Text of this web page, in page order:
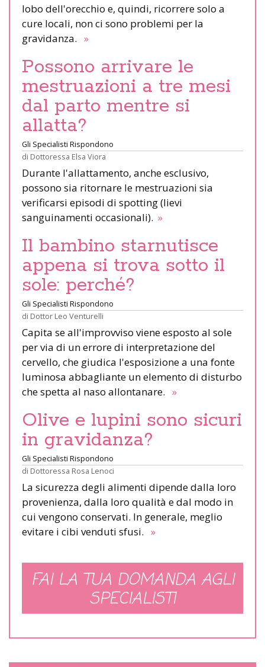
lobo dell'orecchio e, quindi, ricorrere solo a
cure locali, non ci sono problemi per la
gravidanza. »
Possono arrivare le
mestruazioni a tre mesi
dal parto mentre si
allatta?
Gli Specialisti Rispondono
di Dottoressa Elsa Viora
Durante l'allattamento, anche esclusivo,
possono sia ritornare le mestruazioni sia
verificarsi episodi di spotting (lievi
sanguinamenti occasionali). »
Il bambino starnutisce
appena si trova sotto il
sole: perché?
Gli Specialisti Rispondono
di Dottor Leo Venturelli
Capita se all'improvviso viene esposto al sole
per via di un errore di interpretazione del
cervello, che giudica l'esposizione a una fonte
luminosa abbagliante un elemento di disturbo
che spetta al naso allontanare. »
Olive e lupini sono sicuri
in gravidanza?
Gli Specialisti Rispondono
di Dottoressa Rosa Lenoci
La sicurezza degli alimenti dipende dalla loro
provenienza, dalla loro qualità e dal modo in
cui vengono conservati. In generale, meglio
evitare i cibi venduti sfusi. »
FAI LA TUA DOMANDA AGLI
SPECIALISTI